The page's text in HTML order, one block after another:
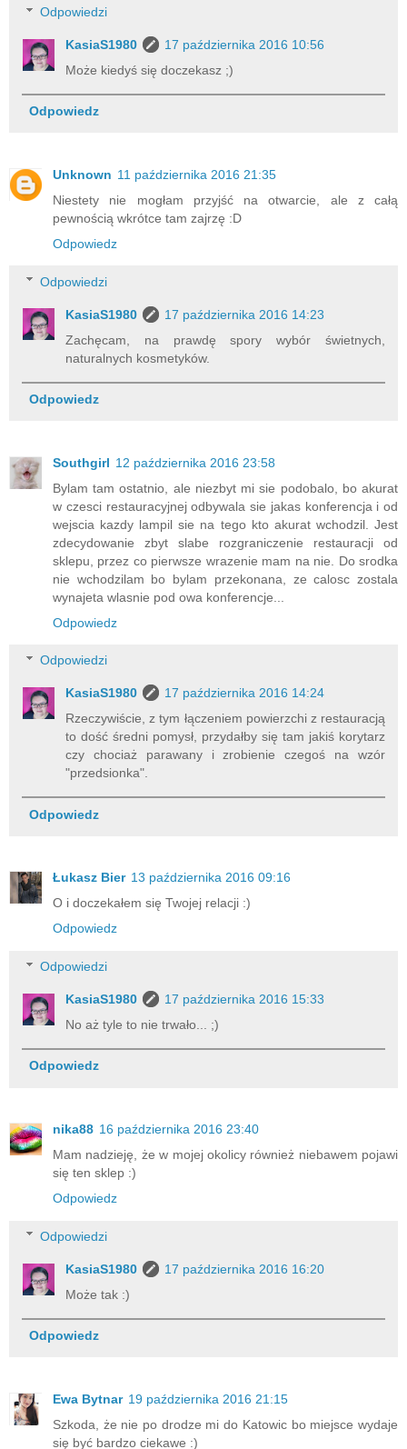
Odpowiedzi
KasiaS1980
17 października 2016 10:56
Może kiedyś się doczekasz ;)
Odpowiedz
Unknown 11 października 2016 21:35
Niestety nie mogłam przyjść na otwarcie, ale z całą
pewnością wkrótce tam zajrzę :D
Odpowiedz
Odpowiedzi
KasiaS1980
17 października 2016 14:23
Zachęcam, na prawdę spory wybór świetnych,
naturalnych kosmetyków.
Odpowiedz
Southgirl 12 października 2016 23:58
Bylam tam ostatnio, ale niezbyt mi sie podobalo, bo akurat
w czesci restauracyjnej odbywala sie jakas konferencja i od
wejscia kazdy lampil sie na tego kto akurat wchodzil. Jest
zdecydowanie zbyt slabe rozgraniczenie restauracji od
sklepu, przez co pierwsze wrazenie mam na nie. Do srodka
nie wchodzilam bo bylam przekonana, ze calosc zostala
wynajeta wlasnie pod owa konferencje...
Odpowiedz
Odpowiedzi
KasiaS1980
17 października 2016 14:24
Rzeczywiście, z tym łączeniem powierzchi z restauracją
to dość średni pomysł, przydałby się tam jakiś korytarz
czy chociaż parawany i zrobienie czegoś na wzór
"przedsionka".
Odpowiedz
Łukasz Bier 13 października 2016 09:16
O i doczekałem się Twojej relacji :)
Odpowiedz
Odpowiedzi
KasiaS1980
17 października 2016 15:33
No aż tyle to nie trwało... ;)
Odpowiedz
nika88 16 października 2016 23:40
Mam nadzieję, że w mojej okolicy również niebawem pojawi
się ten sklep :)
Odpowiedz
Odpowiedzi
KasiaS1980
17 października 2016 16:20
Może tak :)
Odpowiedz
Ewa Bytnar 19 października 2016 21:15
Szkoda, że nie po drodze mi do Katowic bo miejsce wydaje
się być bardzo ciekawe :)